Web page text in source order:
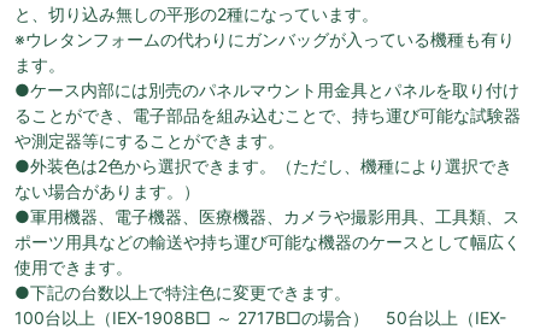
と、切り込み無しの平形の2種になっています。
※ウレタンフォームの代わりにガンバッグが入っている機種も有り
ます。
●ケース内部には別売のパネルマウント用金具とパネルを取り付け
ることができ、電子部品を組み込むことで、持ち運び可能な試験器
や測定器等にすることができます。
●外装色は2色から選択できます。（ただし、機種により選択でき
ない場合があります。）
●軍用機器、電子機器、医療機器、カメラや撮影用具、工具類、ス
ポーツ用具などの輸送や持ち運び可能な機器のケースとして幅広く
使用できます。
●下記の台数以上で特注色に変更できます。
100台以上（IEX-1908B□ ～ 2717B□の場合） 50台以上（IEX-